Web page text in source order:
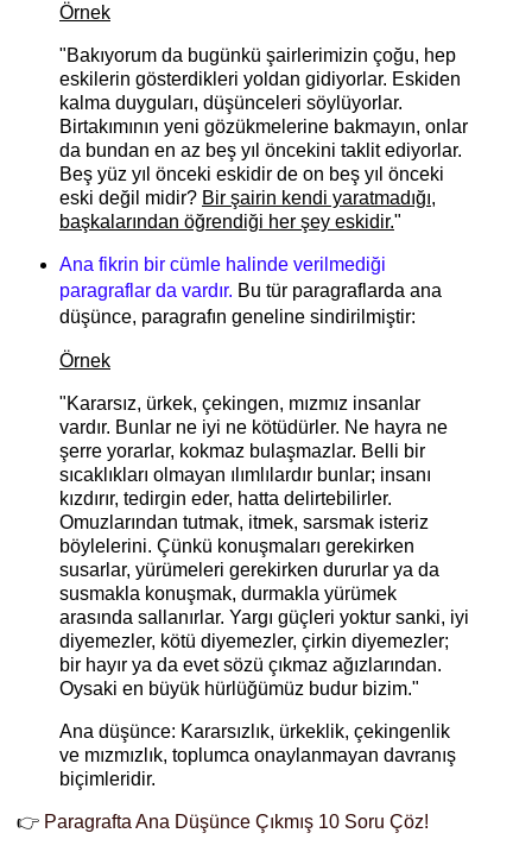
Örnek
"Bakıyorum da bugünkü şairlerimizin çoğu, hep
eskilerin gösterdikleri yoldan gidiyorlar. Eskiden
kalma duyguları, düşünceleri söylüyorlar.
Birtakımının yeni gözükmelerine bakmayın, onlar
da bundan en az beş yıl öncekini taklit ediyorlar.
Beş yüz yıl önceki eskidir de on beş yıl önceki
eski değil midir? Bir şairin kendi yaratmadığı,
başkalarından öğrendiği her şey eskidir."
Ana fikrin bir cümle halinde verilmediği
paragraflar da vardır. Bu tür paragraflarda ana
düşünce, paragrafın geneline sindirilmiştir:
Örnek
"Kararsız, ürkek, çekingen, mızmız insanlar
vardır. Bunlar ne iyi ne kötüdürler. Ne hayra ne
şerre yorarlar, kokmaz bulaşmazlar. Belli bir
sıcaklıkları olmayan ılımlılardır bunlar; insanı
kızdırır, tedirgin eder, hatta delirtebilirler.
Omuzlarından tutmak, itmek, sarsmak isteriz
böylelerini. Çünkü konuşmaları gerekirken
susarlar, yürümeleri gerekirken dururlar ya da
susmakla konuşmak, durmakla yürümek
arasında sallanırlar. Yargı güçleri yoktur sanki, iyi
diyemezler, kötü diyemezler, çirkin diyemezler;
bir hayır ya da evet sözü çıkmaz ağızlarından.
Oysaki en büyük hürlüğümüz budur bizim."
Ana düşünce: Kararsızlık, ürkeklik, çekingenlik
ve mızmızlık, toplumca onaylanmayan davranış
biçimleridir.
👉 Paragrafta Ana Düşünce Çıkmış 10 Soru Çöz!